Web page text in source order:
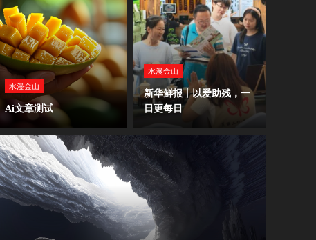
水漫金山
Ai文章测试
水漫金山
新华鲜报丨以爱助残，一
日更每日